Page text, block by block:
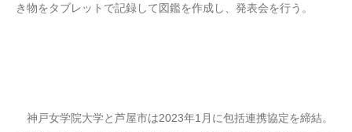
き物をタブレットで記録して図鑑を作成し、発表会を行う。
神戸女学院大学と芦屋市は2023年1月に包括連携協定を締結。